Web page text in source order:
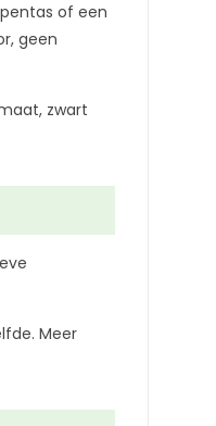
of een
geen
zwart
Meer